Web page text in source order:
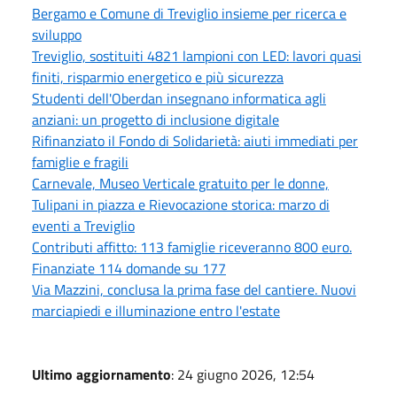
Bergamo e Comune di Treviglio insieme per ricerca e
sviluppo
Treviglio, sostituiti 4821 lampioni con LED: lavori quasi
finiti, risparmio energetico e più sicurezza
Studenti dell'Oberdan insegnano informatica agli
anziani: un progetto di inclusione digitale
Rifinanziato il Fondo di Solidarietà: aiuti immediati per
famiglie e fragili
Carnevale, Museo Verticale gratuito per le donne,
Tulipani in piazza e Rievocazione storica: marzo di
eventi a Treviglio
Contributi affitto: 113 famiglie riceveranno 800 euro.
Finanziate 114 domande su 177
Via Mazzini, conclusa la prima fase del cantiere. Nuovi
marciapiedi e illuminazione entro l'estate
Ultimo aggiornamento: 24 giugno 2026, 12:54